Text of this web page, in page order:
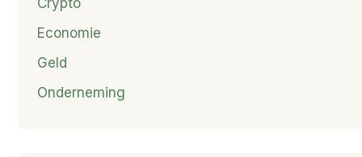
Economie
Geld
Onderneming